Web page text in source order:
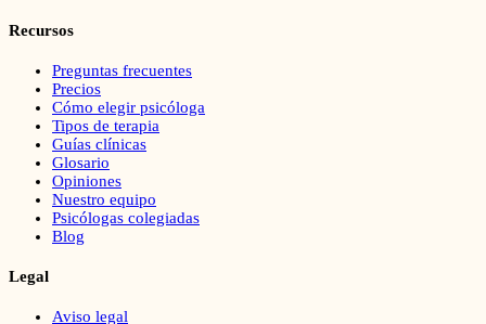
Recursos
Preguntas frecuentes
Precios
Cómo elegir psicóloga
Tipos de terapia
Guías clínicas
Glosario
Opiniones
Nuestro equipo
Psicólogas colegiadas
Blog
Legal
Aviso legal